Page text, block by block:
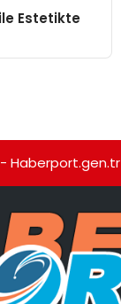
Estetikte
Haberport.gen.tr